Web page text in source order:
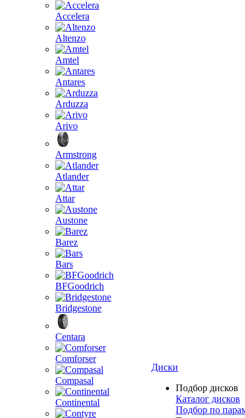
Accelera
Altenzo
Amtel
Antares
Arduzza
Arivo
Armstrong
Atlander
Attar
Austone
Barez
Bars
BFGoodrich
Bridgestone
Centara
Comforser
Compasal
Continental
Диски
Подбор дисков
Каталог дисков
Подбор по